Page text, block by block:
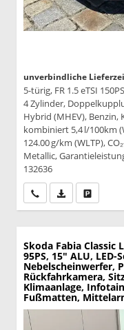
unverbindliche
5-türig, FR 1.5 eTSI
4 Zylinder,
Hybrid (MHEV),
kombiniert 5,4 l/100km
124.00 g/km (WLTP),
Metallic,
132636
Wir rufen Sie an
PDF-Datei,
Skoda Fabia Classic
95PS, 15" ALU,
Nebelscheinwerfer,
Rückfahrkamera,
Klimaanlage,
Fußmatten,